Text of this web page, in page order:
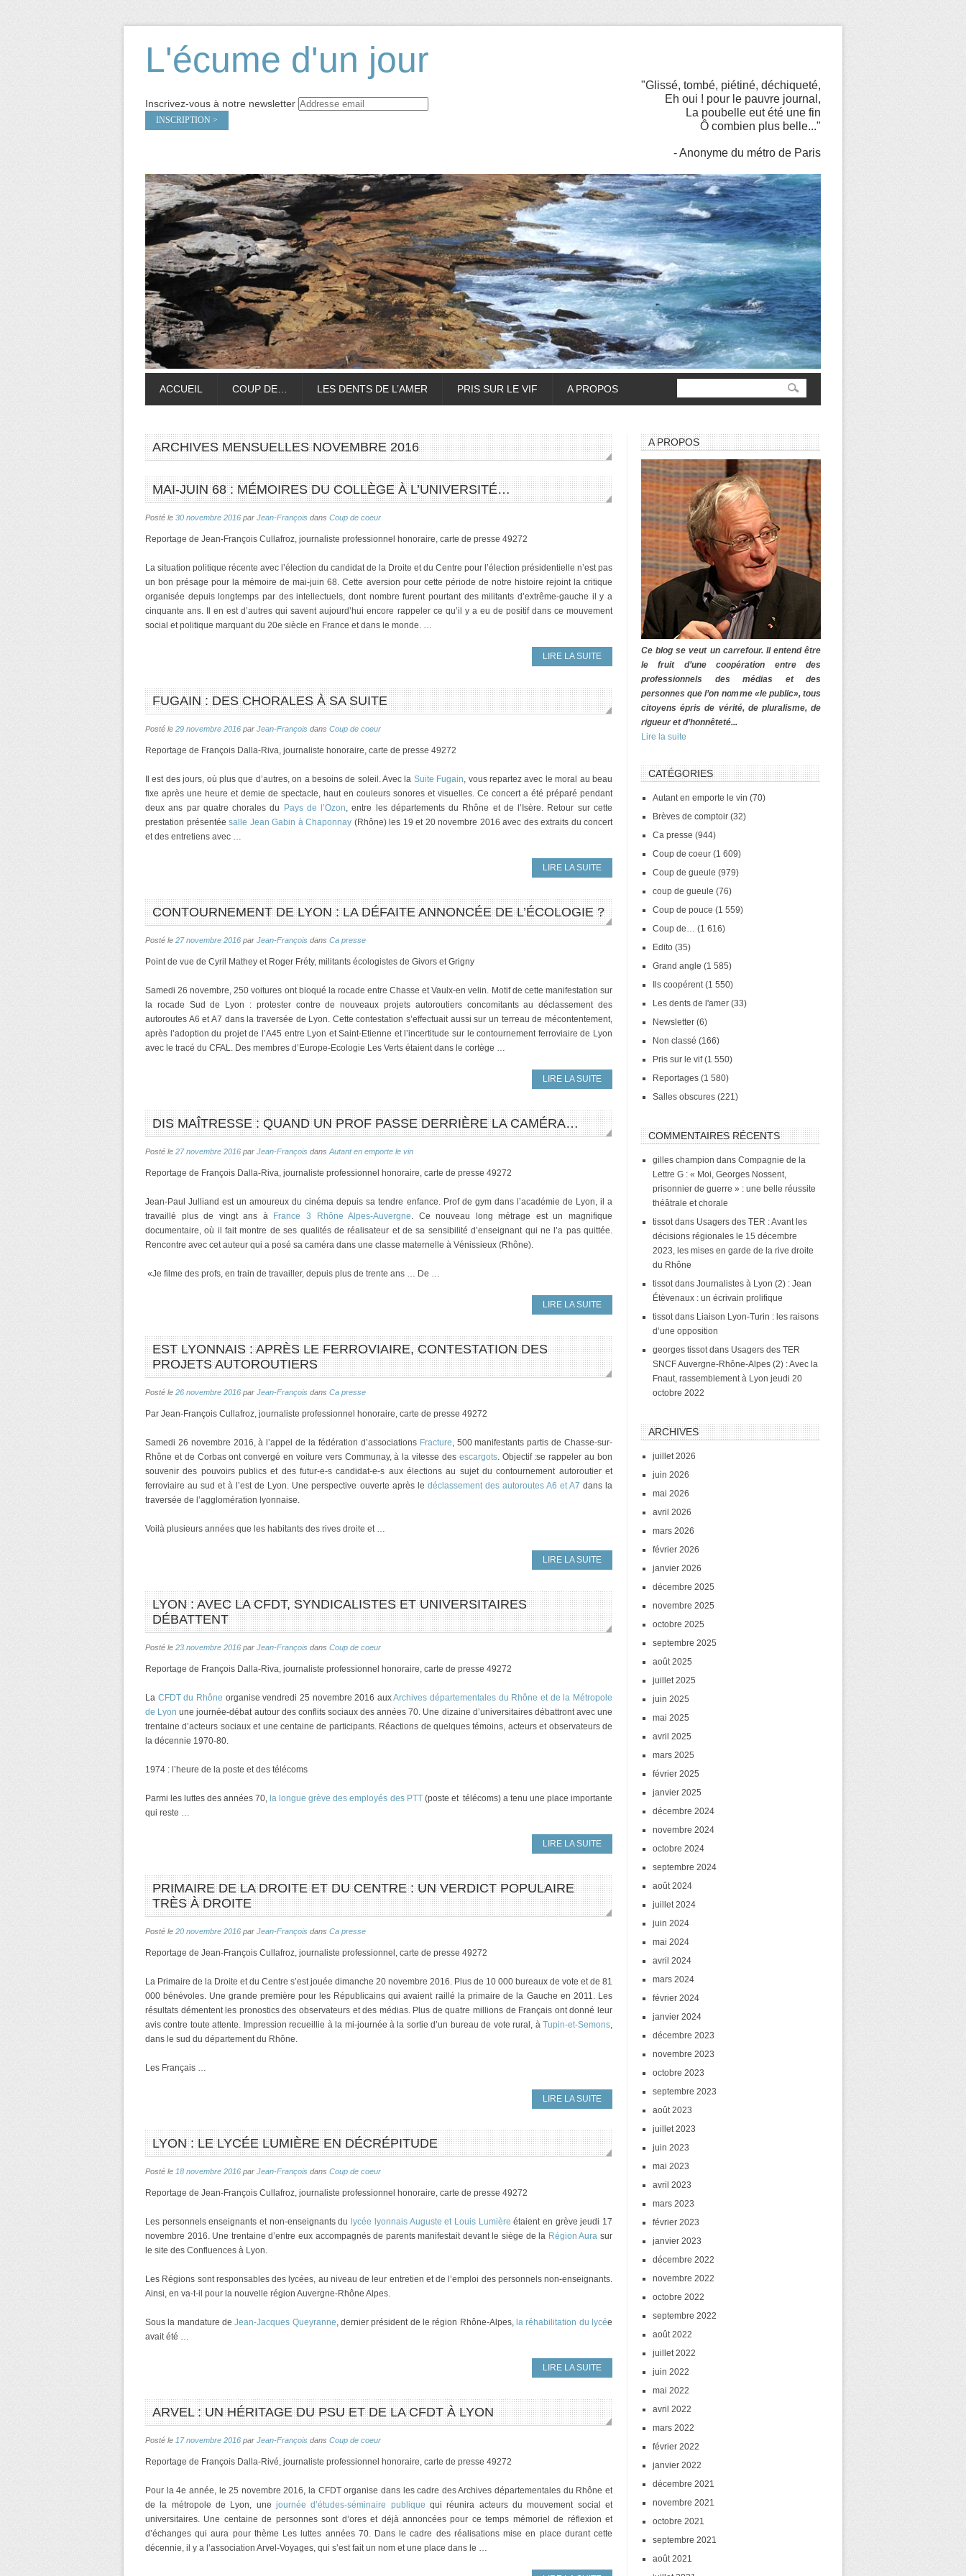
L'écume d'un jour
Inscrivez-vous à notre newsletter
"Glissé, tombé, piétiné, déchiqueté,
Eh oui ! pour le pauvre journal,
La poubelle eut été une fin
Ô combien plus belle..."
- Anonyme du métro de Paris
ACCUEIL COUP DE… LES DENTS DE L’AMER PRIS SUR LE VIF A PROPOS
ARCHIVES MENSUELLESNOVEMBRE 2016
MAI-JUIN 68 : MÉMOIRES DU COLLÈGE À L’UNIVERSITÉ…
Posté le 30 novembre 2016 par Jean-François dans Coup de coeur
Reportage de Jean-François Cullafroz, journaliste professionnel honoraire, carte de presse 49272
La situation politique récente avec l’élection du candidat de la Droite et du Centre pour l’élection présidentielle n’est pas
un bon présage pour la mémoire de mai-juin 68. Cette aversion pour cette période de notre histoire rejoint la critique
organisée depuis longtemps par des intellectuels, dont nombre furent pourtant des militants d’extrême-gauche il y a
cinquante ans. Il en est d’autres qui savent aujourd’hui encore rappeler ce qu’il y a eu de positif dans ce mouvement
social et politique marquant du 20e siècle en France et dans le monde. …
LIRE LA SUITE
FUGAIN : DES CHORALES À SA SUITE
Posté le 29 novembre 2016 par Jean-François dans Coup de coeur
Reportage de François Dalla-Riva, journaliste honoraire, carte de presse 49272
Il est des jours, où plus que d’autres, on a besoins de soleil. Avec la Suite Fugain, vous repartez avec le moral au beau
fixe après une heure et demie de spectacle, haut en couleurs sonores et visuelles. Ce concert a été préparé pendant
deux ans par quatre chorales du
Pays de l’Ozon, entre les départements du Rhône et de l’Isère. Retour sur cette
prestation présentée salle Jean Gabin à Chaponnay (Rhône) les 19 et 20 novembre 2016 avec des extraits du concert
et des entretiens avec …
LIRE LA SUITE
CONTOURNEMENT DE LYON : LA DÉFAITE ANNONCÉE DE L’ÉCOLOGIE ?
Posté le 27 novembre 2016 par Jean-François dans Ca presse
Point de vue de Cyril Mathey et Roger Fréty, militants écologistes de Givors et Grigny
Samedi 26 novembre, 250 voitures ont bloqué la rocade entre Chasse et Vaulx-en velin. Motif de cette manifestation sur
la rocade Sud de Lyon : protester contre de nouveaux projets autoroutiers concomitants au déclassement des
autoroutes A6 et A7 dans la traversée de Lyon. Cette contestation s’effectuait aussi sur un terreau de mécontentement,
après l’adoption du projet de l’A45 entre Lyon et Saint-Etienne et l’incertitude sur le contournement ferroviaire de Lyon
avec le tracé du CFAL. Des membres d’Europe-Ecologie Les Verts étaient dans le cortège …
LIRE LA SUITE
DIS MAÎTRESSE : QUAND UN PROF PASSE DERRIÈRE LA CAMÉRA…
Posté le 27 novembre 2016 par Jean-François dans Autant en emporte le vin
Reportage de François Dalla-Riva, journaliste professionnel honoraire, carte de presse 49272
Jean-Paul Julliand est un amoureux du cinéma depuis sa tendre enfance. Prof de gym dans l’académie de Lyon, il a
travaillé plus de vingt ans à
France 3 Rhône Alpes-Auvergne. Ce nouveau long métrage est un magnifique
documentaire, où il fait montre de ses qualités de réalisateur et de sa sensibilité d’enseignant qui ne l’a pas quittée.
Rencontre avec cet auteur qui a posé sa caméra dans une classe maternelle à Vénissieux (Rhône).
«Je filme des profs, en train de travailler, depuis plus de trente ans … De …
LIRE LA SUITE
EST LYONNAIS : APRÈS LE FERROVIAIRE, CONTESTATION DES
PROJETS AUTOROUTIERS
Posté le 26 novembre 2016 par Jean-François dans Ca presse
Par Jean-François Cullafroz, journaliste professionnel honoraire, carte de presse 49272
Samedi 26 novembre 2016, à l’appel de la fédération d’associations Fracture, 500 manifestants partis de Chasse-sur-
Rhône et de Corbas ont convergé en voiture vers Communay, à la vitesse des escargots. Objectif :se rappeler au bon
souvenir des pouvoirs publics et des futur-e-s candidat-e-s aux élections au sujet du contournement autoroutier et
ferroviaire au sud et à l’est de Lyon. Une perspective ouverte après le déclassement des autoroutes A6 et A7 dans la
traversée de l’agglomération lyonnaise.
Voilà plusieurs années que les habitants des rives droite et …
LIRE LA SUITE
LYON : AVEC LA CFDT, SYNDICALISTES ET UNIVERSITAIRES
DÉBATTENT
Posté le 23 novembre 2016 par Jean-François dans Coup de coeur
Reportage de François Dalla-Riva, journaliste professionnel honoraire, carte de presse 49272
La CFDT du Rhône organise vendredi 25 novembre 2016 auxArchives départementales du Rhône et de la Métropole
de Lyon une journée-débat autour des conflits sociaux des années 70. Une dizaine d’universitaires débattront avec une
trentaine d’acteurs sociaux et une centaine de participants. Réactions de quelques témoins, acteurs et observateurs de
la décennie 1970-80.
1974 : l’heure de la poste et des télécoms
Parmi les luttes des années 70, la longue grève des employés des PTT(poste et télécoms) a tenu une place importante
qui reste …
LIRE LA SUITE
PRIMAIRE DE LA DROITE ET DU CENTRE : UN VERDICT POPULAIRE
TRÈS À DROITE
Posté le 20 novembre 2016 par Jean-François dans Ca presse
Reportage de Jean-François Cullafroz, journaliste professionnel, carte de presse 49272
La Primaire de la Droite et du Centre s’est jouée dimanche 20 novembre 2016. Plus de 10 000 bureaux de vote et de 81
000 bénévoles. Une grande première pour les Républicains qui avaient raillé la primaire de la Gauche en 2011. Les
résultats démentent les pronostics des observateurs et des médias. Plus de quatre millions de Français ont donné leur
avis contre toute attente. Impression recueillie à la mi-journée à la sortie d’un bureau de vote rural, à Tupin-et-Semons,
dans le sud du département du Rhône.
Les Français …
LIRE LA SUITE
LYON : LE LYCÉE LUMIÈRE EN DÉCRÉPITUDE
Posté le 18 novembre 2016 par Jean-François dans Coup de coeur
Reportage de Jean-François Cullafroz, journaliste professionnel honoraire, carte de presse 49272
Les personnels enseignants et non-enseignants du lycée lyonnais Auguste et Louis Lumière étaient en grève jeudi 17
novembre 2016. Une trentaine d’entre eux accompagnés de parents manifestait devant le siège de la Région Aura sur
le site des Confluences à Lyon.
Les Régions sont responsables des lycées, au niveau de leur entretien et de l’emploi des personnels non-enseignants.
Ainsi, en va-t-il pour la nouvelle région Auvergne-Rhône Alpes.
Sous la mandature deJean-Jacques Queyranne, dernier président de le région Rhône-Alpes,la réhabilitation du lycée
avait été …
LIRE LA SUITE
ARVEL : UN HÉRITAGE DU PSU ET DE LA CFDT À LYON
Posté le 17 novembre 2016 par Jean-François dans Coup de coeur
Reportage de François Dalla-Rivé, journaliste professionnel honoraire, carte de presse 49272
Pour la 4e année, le 25 novembre 2016, la CFDT organise dans les cadre des Archives départementales du Rhône et
de la métropole de Lyon, une journée d’études-séminaire publique qui réunira acteurs du mouvement social et
universitaires. Une centaine de personnes sont d’ores et déjà annoncées pour ce temps mémoriel de réflexion et
d’échanges qui aura pour thème Les luttes années 70. Dans le cadre des réalisations mise en place durant cette
décennie, il y a l’association Arvel-Voyages, qui s’est fait un nom et une place dans le …
A PROPOS
Ce blog se veut un carrefour. Il entend être
le fruit d’une coopération entre des
professionnels des médias et des
personnes que l’on nomme «le public», tous
citoyens épris de vérité, de pluralisme, de
rigueur et d’honnêteté...
Lire la suite
CATÉGORIES
Autant en emporte le vin (70)
Brèves de comptoir (32)
Ca presse (944)
Coup de coeur (1 609)
Coup de gueule (979)
coup de gueule (76)
Coup de pouce (1 559)
Coup de… (1 616)
Edito (35)
Grand angle (1 585)
Ils coopérent(1 550)
Les dents de l'amer (33)
Newsletter (6)
Non classé (166)
Pris sur le vif(1 550)
Reportages (1 580)
Salles obscures (221)
COMMENTAIRES RÉCENTS
gilles champion dans Compagnie de la
Lettre G : « Moi, Georges Nossent,
prisonnier de guerre » : une belle réussite
théâtrale et chorale
tissotdans Usagers des TER : Avant les
décisions régionales le 15 décembre
2023, les mises en garde de la rive droite
du Rhône
tissotdans Journalistes à Lyon (2) : Jean
Étèvenaux : un écrivain prolifique
tissotdans Liaison Lyon-Turin : les raisons
d’une opposition
georges tissotdans Usagers des TER
SNCF Auvergne-Rhône-Alpes (2) : Avec la
Fnaut, rassemblement à Lyon jeudi 20
octobre 2022
ARCHIVES
juillet 2026
juin 2026
mai 2026
avril 2026
mars 2026
février 2026
janvier 2026
décembre 2025
novembre 2025
octobre 2025
septembre 2025
août 2025
juillet 2025
juin 2025
mai 2025
avril 2025
mars 2025
février 2025
janvier 2025
décembre 2024
novembre 2024
octobre 2024
septembre 2024
août 2024
juillet 2024
juin 2024
mai 2024
avril 2024
mars 2024
février 2024
janvier 2024
décembre 2023
novembre 2023
octobre 2023
septembre 2023
août 2023
juillet 2023
juin 2023
mai 2023
avril 2023
mars 2023
février 2023
janvier 2023
décembre 2022
novembre 2022
octobre 2022
septembre 2022
août 2022
juillet 2022
juin 2022
mai 2022
avril 2022
mars 2022
février 2022
janvier 2022
décembre 2021
novembre 2021
octobre 2021
septembre 2021
août 2021